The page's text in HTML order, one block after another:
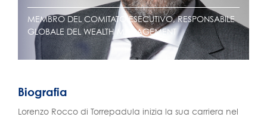
MEMBRO DEL COMITATO ESECUTIVO, RESPONSABILE
GLOBALE DEL WEALTH MANAGEMENT
Biografia
Lorenzo Rocco di Torrepadula inizia la sua carriera nel